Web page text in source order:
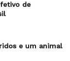
de
e um animal